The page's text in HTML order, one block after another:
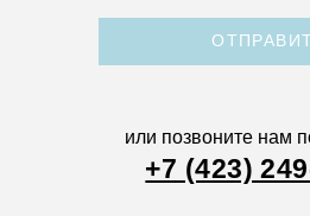
или позвоните нам
+7 (423)